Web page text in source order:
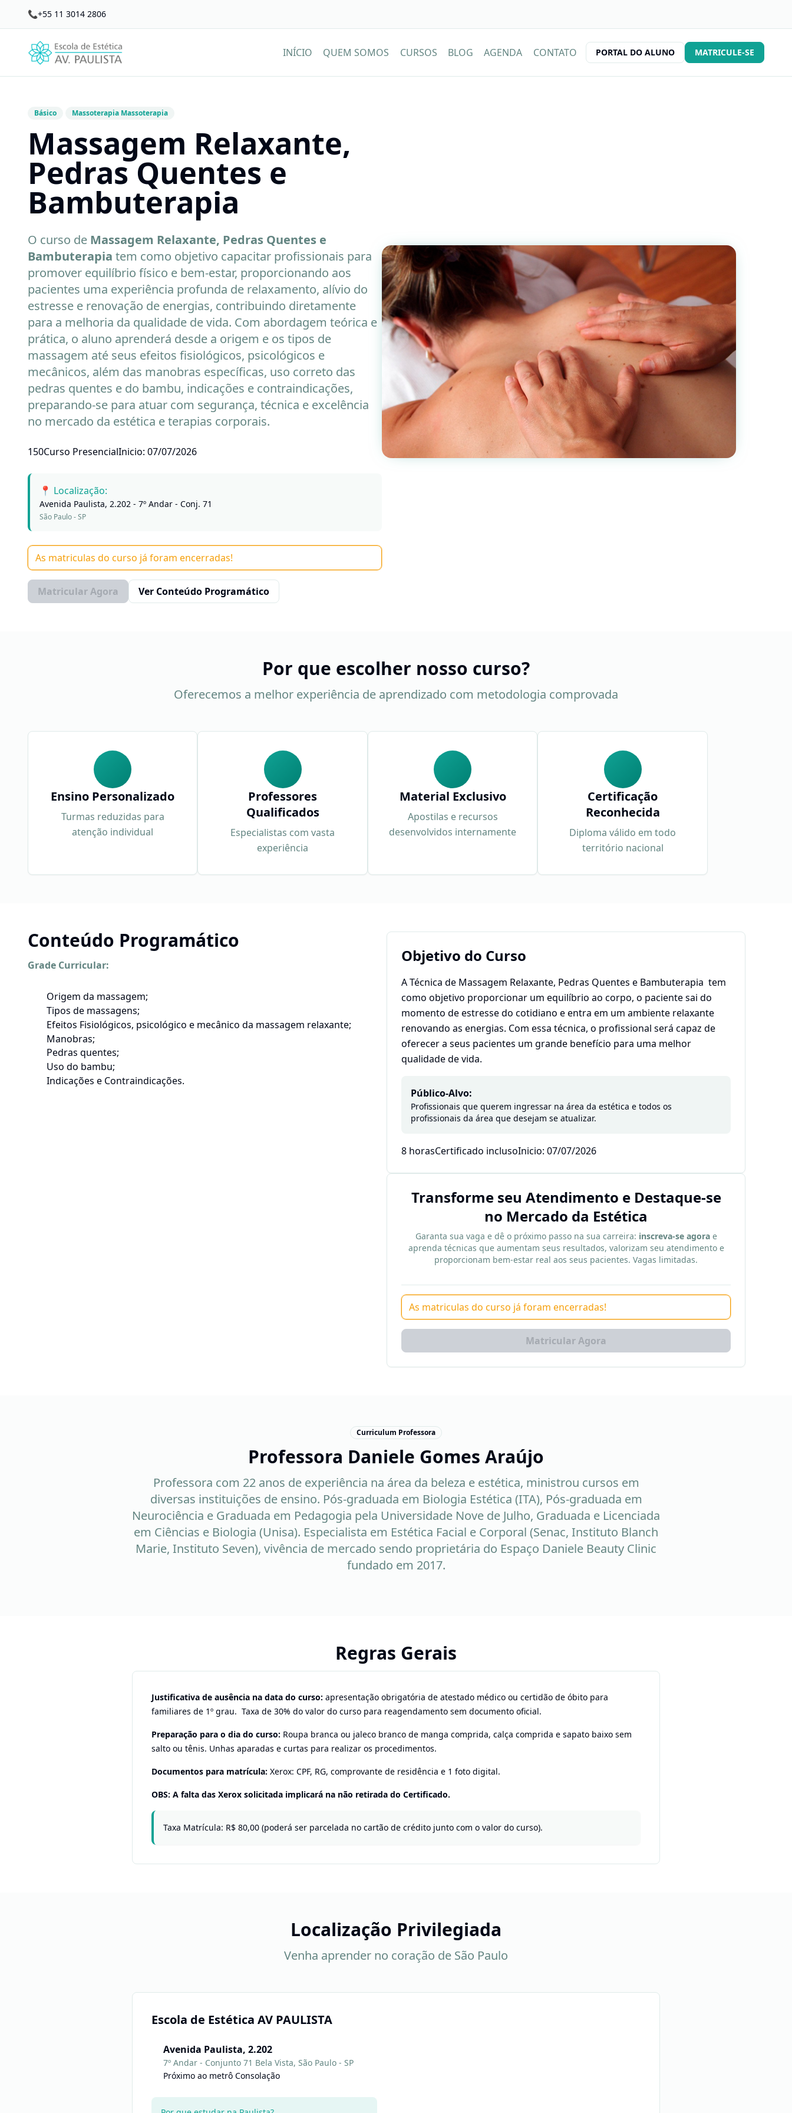
📞+55 11 3014 2806
INÍCIO QUEM SOMOS CURSOS BLOG AGENDA CONTATO PORTAL DO ALUNO MATRICULE-SE
Básico Massoterapia Massoterapia
Massagem Relaxante,
Pedras Quentes e
Bambuterapia
O curso de Massagem Relaxante, Pedras Quentes e
Bambuterapia tem como objetivo capacitar profissionais para
promover equilíbrio físico e bem-estar, proporcionando aos
pacientes uma experiência profunda de relaxamento, alívio do
estresse e renovação de energias, contribuindo diretamente
para a melhoria da qualidade de vida. Com abordagem teórica e
prática, o aluno aprenderá desde a origem e os tipos de
massagem até seus efeitos fisiológicos, psicológicos e
mecânicos, além das manobras específicas, uso correto das
pedras quentes e do bambu, indicações e contraindicações,
preparando-se para atuar com segurança, técnica e excelência
no mercado da estética e terapias corporais.
150Curso PresencialInicio: 07/07/2026
📍 Localização:
Avenida Paulista, 2.202 - 7º Andar - Conj. 71
São Paulo - SP
As matriculas do curso já foram encerradas!
Matricular Agora Ver Conteúdo Programático
Por que escolher nosso curso?
Oferecemos a melhor experiência de aprendizado com metodologia comprovada
Ensino Personalizado
Turmas reduzidas para
atenção individual
Professores
Qualificados
Especialistas com vasta
experiência
Material Exclusivo
Apostilas e recursos
desenvolvidos internamente
Certificação
Reconhecida
Diploma válido em todo
território nacional
Conteúdo Programático
Grade Curricular:
Origem da massagem;
Tipos de massagens;
Efeitos Fisiológicos, psicológico e mecânico da massagem relaxante;
Manobras;
Pedras quentes;
Uso do bambu;
Indicações e Contraindicações.
Objetivo do Curso
A Técnica de Massagem Relaxante, Pedras Quentes e Bambuterapia tem
como objetivo proporcionar um equilíbrio ao corpo, o paciente sai do
momento de estresse do cotidiano e entra em um ambiente relaxante
renovando as energias. Com essa técnica, o profissional será capaz de
oferecer a seus pacientes um grande benefício para uma melhor
qualidade de vida.
Público-Alvo:
Profissionais que querem ingressar na área da estética e todos os
profissionais da área que desejam se atualizar.
8 horasCertificado inclusoInicio: 07/07/2026
Transforme seu Atendimento e Destaque-se
no Mercado da Estética
Garanta sua vaga e dê o próximo passo na sua carreira: inscreva-se agorae
aprenda técnicas que aumentam seus resultados, valorizam seu atendimento e
proporcionam bem-estar real aos seus pacientes. Vagas limitadas.
As matriculas do curso já foram encerradas!
Matricular Agora
Curriculum Professora
Professora Daniele Gomes Araújo
Professora com 22 anos de experiência na área da beleza e estética, ministrou cursos em
diversas instituições de ensino. Pós-graduada em Biologia Estética (ITA), Pós-graduada em
Neurociência e Graduada em Pedagogia pela Universidade Nove de Julho, Graduada e Licenciada
em Ciências e Biologia (Unisa). Especialista em Estética Facial e Corporal (Senac, Instituto Blanch
Marie, Instituto Seven), vivência de mercado sendo proprietária do Espaço Daniele Beauty Clinic
fundado em 2017.
Regras Gerais
Justificativa de ausência na data do curso: apresentação obrigatória de atestado médico ou certidão de óbito para
familiares de 1º grau. Taxa de 30% do valor do curso para reagendamento sem documento oficial.
Preparação para o dia do curso: Roupa branca ou jaleco branco de manga comprida, calça comprida e sapato baixo sem
salto ou tênis. Unhas aparadas e curtas para realizar os procedimentos.
Documentos para matrícula: Xerox: CPF, RG, comprovante de residência e 1 foto digital.
OBS: A falta das Xerox solicitada implicará na não retirada do Certificado.
Taxa Matrícula: R$ 80,00 (poderá ser parcelada no cartão de crédito junto com o valor do curso).
Localização Privilegiada
Venha aprender no coração de São Paulo
Escola de Estética AV PAULISTA
Avenida Paulista, 2.202
7º Andar - Conjunto 71 Bela Vista, São Paulo - SP
Próximo ao metrô Consolação